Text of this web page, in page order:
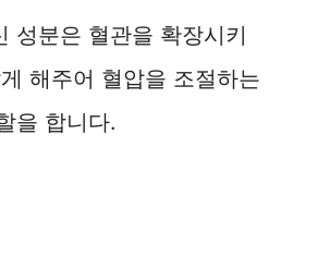
성분은 혈관을 확장시키
해주어 혈압을 조절하는
을 합니다.